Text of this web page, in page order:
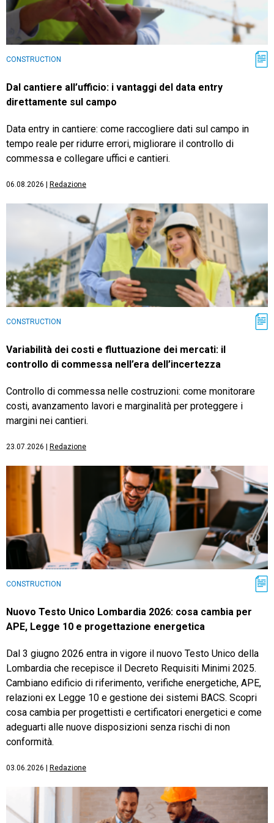
CONSTRUCTION
Dal cantiere all’ufficio: i vantaggi del data entry
direttamente sul campo
Data entry in cantiere: come raccogliere dati sul campo in
tempo reale per ridurre errori, migliorare il controllo di
commessa e collegare uffici e cantieri.
06.08.2026 Redazione
CONSTRUCTION
Variabilità dei costi e fluttuazione dei mercati: il
controllo di commessa nell’era dell’incertezza
Controllo di commessa nelle costruzioni: come monitorare
costi, avanzamento lavori e marginalità per proteggere i
margini nei cantieri.
23.07.2026 Redazione
CONSTRUCTION
Nuovo Testo Unico Lombardia 2026: cosa cambia per
APE, Legge 10 e progettazione energetica
Dal 3 giugno 2026 entra in vigore il nuovo Testo Unico della
Lombardia che recepisce il Decreto Requisiti Minimi 2025.
Cambiano edificio di riferimento, verifiche energetiche, APE,
relazioni ex Legge 10 e gestione dei sistemi BACS. Scopri
cosa cambia per progettisti e certificatori energetici e come
adeguarti alle nuove disposizioni senza rischi di non
conformità.
03.06.2026 Redazione